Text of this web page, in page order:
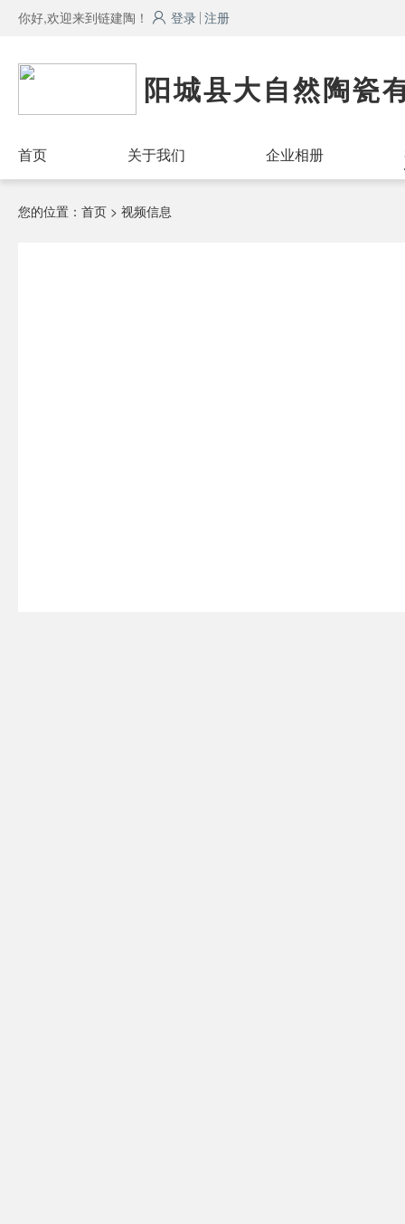
你好,欢迎来到链建陶！ 登录 注册
阳城县大自然陶瓷
首页 关于我们 企业相册
您的位置： 首页 > 视频信息